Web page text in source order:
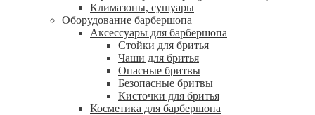
Климазоны, сушуары
Оборудование барбершопа
Аксессуары для барбершопа
Стойки для бритья
Чаши для бритья
Опасные бритвы
Безопасные бритвы
Кисточки для бритья
Косметика для барбершопа